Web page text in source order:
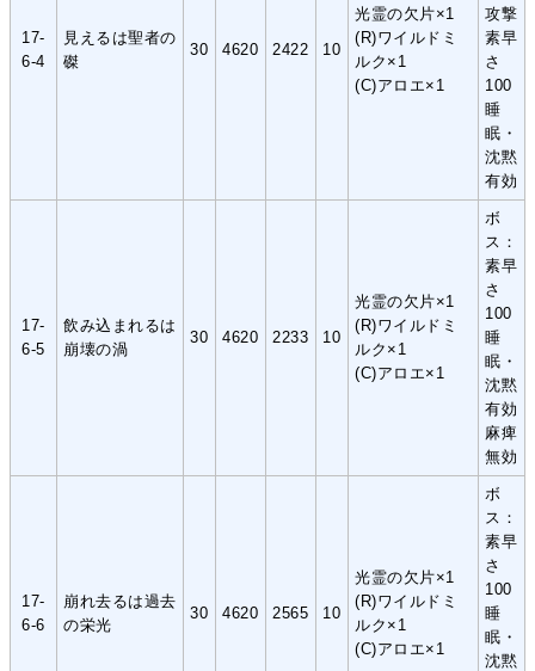
17-
6-4
見えるは聖者の
磔
30 4620 2422 10
光霊の欠片×1
(R)ワイルドミ
ルク×1
(C)アロエ×1
攻撃
素早
さ
100
睡
眠・
沈黙
有効
17-
6-5
飲み込まれるは
崩壊の渦
30 4620 2233 10
光霊の欠片×1
(R)ワイルドミ
ルク×1
(C)アロエ×1
ボ
ス：
素早
さ
100
睡
眠・
沈黙
有効
麻痺
無効
17-
6-6
崩れ去るは過去
の栄光
30 4620 2565 10
光霊の欠片×1
(R)ワイルドミ
ルク×1
(C)アロエ×1
ボ
ス：
素早
さ
100
睡
眠・
沈黙